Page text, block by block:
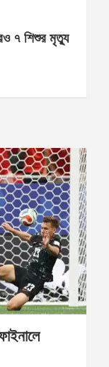
৭ শিশুর মৃত্যু